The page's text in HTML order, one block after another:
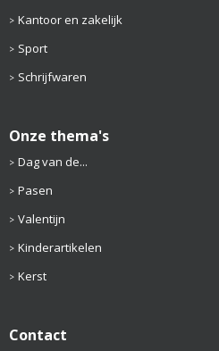
Kantoor en zakelijk
Sport
Schrijfwaren
Onze thema's
Dag van de...
Pasen
Valentijn
Kinderartikelen
Kerst
Contact